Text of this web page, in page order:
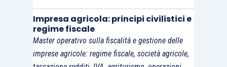
Impresa agricola: principi civilistici e
regime fiscale
Master operativo sulla fiscalità e gestione delle
imprese agricole: regime fiscale, società agricole,